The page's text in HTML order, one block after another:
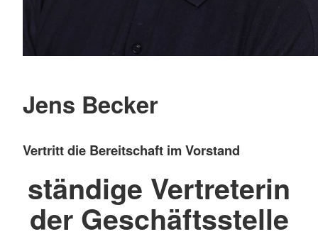
Jens Becker
Vertritt die Bereitschaft im Vorstand
ständige Vertreterin
der Geschäftsstelle